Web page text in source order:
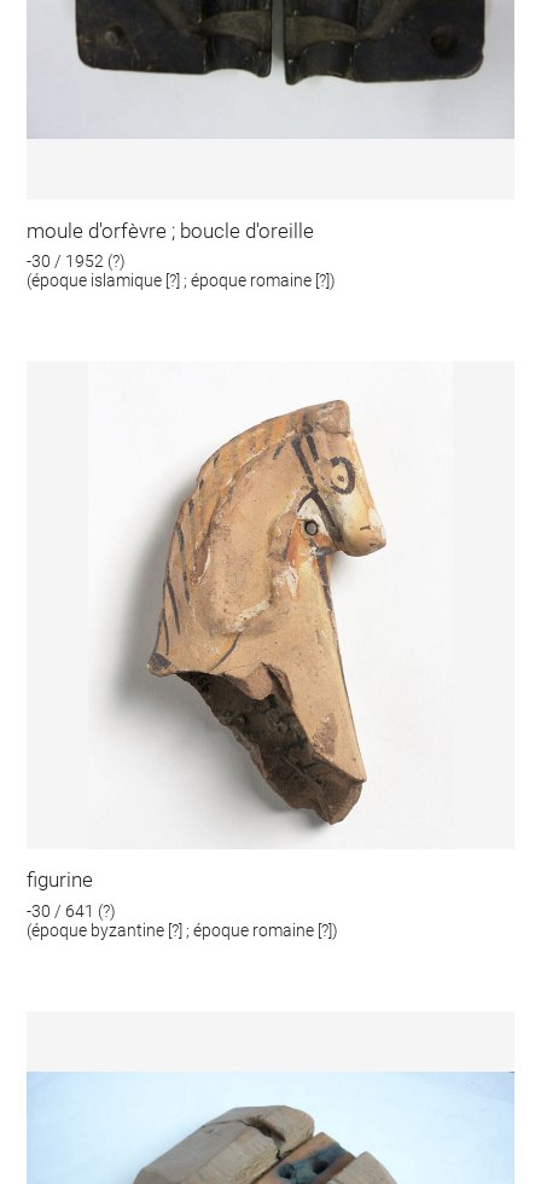
moule d'orfèvre ; boucle d'oreille
-30 / 1952 (?)
(époque islamique [?] ; époque romaine [?])
figurine
-30 / 641 (?)
(époque byzantine [?] ; époque romaine [?])